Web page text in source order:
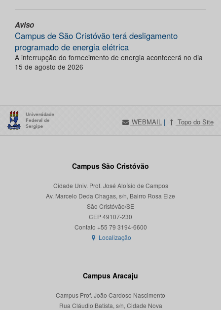
Aviso
Campus de São Cristóvão terá desligamento
programado de energia elétrica
A interrupção do fornecimento de energia acontecerá no dia
15 de agosto de 2026
WEBMAIL | Topo do Site
Campus São Cristóvão
Cidade Univ. Prof. José Aloísio de Campos
Av. Marcelo Deda Chagas, s/n, Bairro Rosa Elze
São Cristóvão/SE
CEP 49107-230
Localização
Campus Aracaju
Campus Prof. João Cardoso Nascimento
Rua Cláudio Batista, s/n, Cidade Nova